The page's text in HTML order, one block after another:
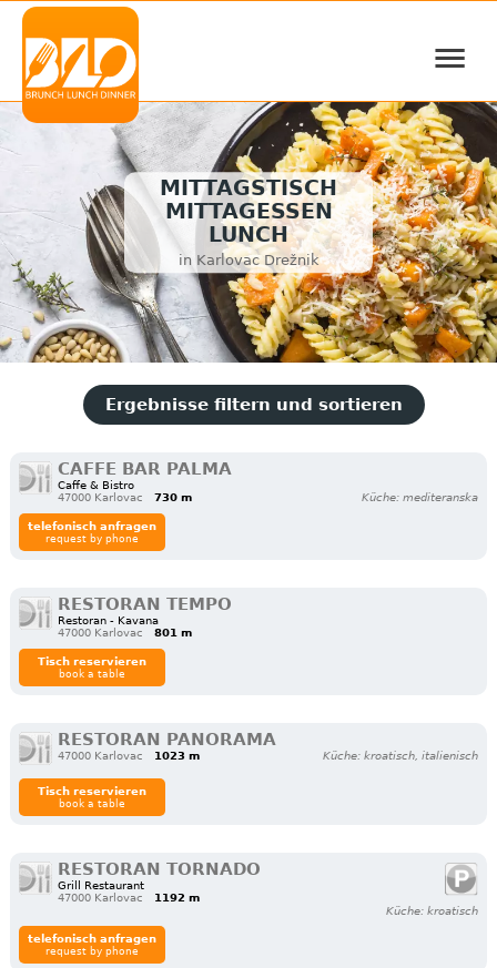
≡
MITTAGSTISCH
MITTAGESSEN
LUNCH
in Karlovac Drežnik
Ergebnisse filtern und sortieren
CAFFE BAR PALMA
Caffe & Bistro
47000 Karlovac
730 m Küche: mediteranska
telefonisch anfragen
request by phone
RESTORAN TEMPO
Restoran - Kavana
47000 Karlovac
801 m
Tisch reservieren
book a table
RESTORAN PANORAMA
47000 Karlovac 1023 m Küche: kroatisch, italienisch
Tisch reservieren
book a table
RESTORAN TORNADO
Grill Restaurant
47000 Karlovac
1192 m
Küche: kroatisch
telefonisch anfragen
request by phone